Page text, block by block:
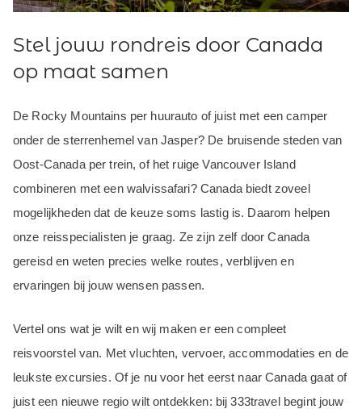
Stel jouw rondreis door Canada
op maat samen
De Rocky Mountains per huurauto of juist met een camper
onder de sterrenhemel van Jasper? De bruisende steden van
Oost-Canada per trein, of het ruige Vancouver Island
combineren met een walvissafari? Canada biedt zoveel
mogelijkheden dat de keuze soms lastig is. Daarom helpen
onze reisspecialisten je graag. Ze zijn zelf door Canada
gereisd en weten precies welke routes, verblijven en
ervaringen bij jouw wensen passen.
Vertel ons wat je wilt en wij maken er een compleet
reisvoorstel van. Met vluchten, vervoer, accommodaties en de
leukste excursies. Of je nu voor het eerst naar Canada gaat of
juist een nieuwe regio wilt ontdekken: bij 333travel begint jouw